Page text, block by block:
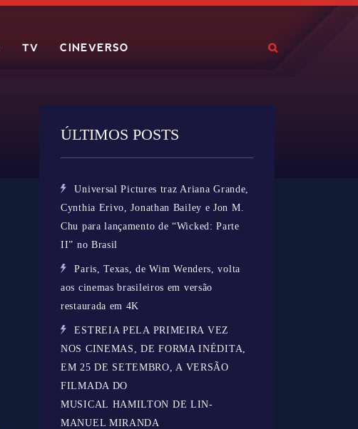
TV CINEVERSO
ÚLTIMOS POSTS
Universal Pictures traz Ariana Grande,
Cynthia Erivo, Jonathan Bailey e Jon M.
Chu para lançamento de “Wicked: Parte
II” no Brasil
Paris, Texas, de Wim Wenders, volta
aos cinemas brasileiros em versão
restaurada em 4K
ESTREIA PELA PRIMEIRA VEZ
NOS CINEMAS, DE FORMA INÉDITA,
EM 25 DE SETEMBRO, A VERSÃO
FILMADA DO
MUSICAL HAMILTON DE LIN-
MANUEL MIRANDA